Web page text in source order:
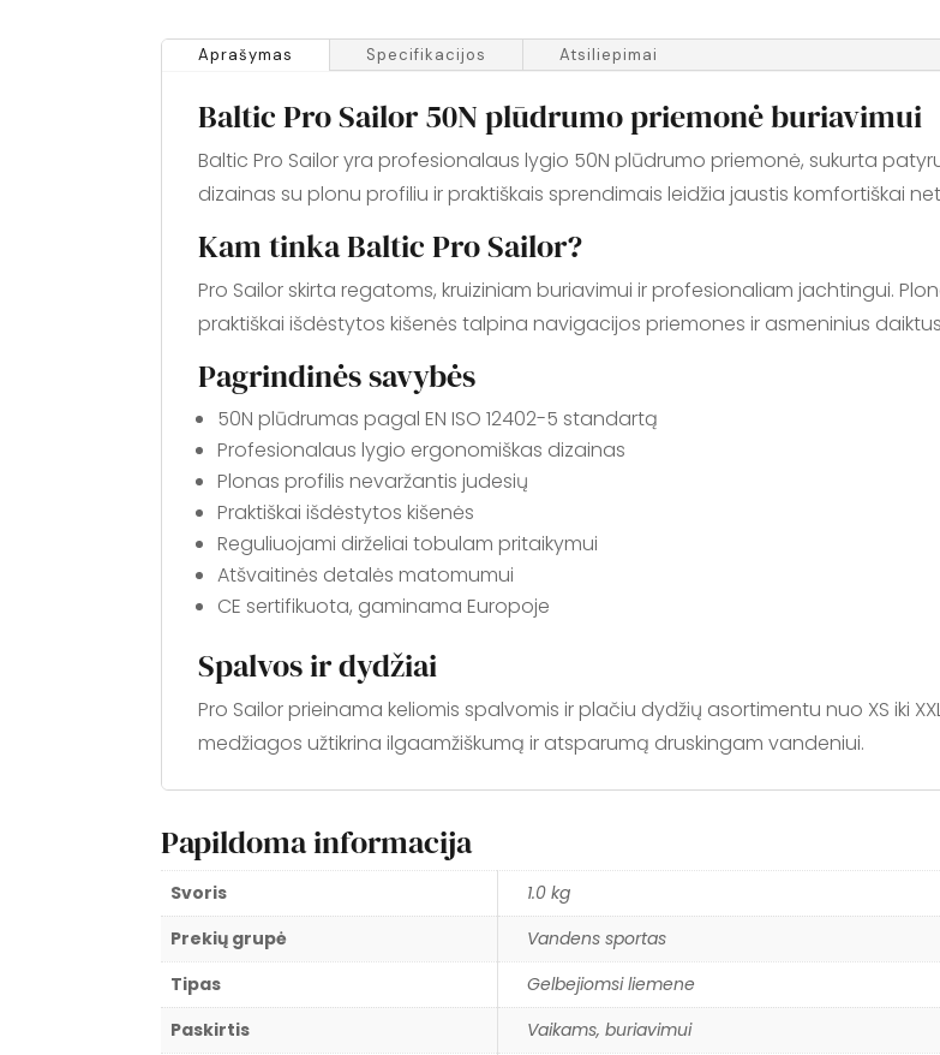
Aprašymas Specifikacijos Atsiliepimai
Baltic Pro Sailor 50N plūdrumo priemonė buriavimui
Baltic Pro Sailor yra profesionalaus lygio 50N plūdrumo priemonė, sukurta
dizainas su plonu profiliu ir praktiškais sprendimais leidžia jaustis komfortiškai
Kam tinka Baltic Pro Sailor?
Pro Sailor skirta regatoms, kruiziniam buriavimui ir profesionaliam jachtingui.
praktiškai išdėstytos kišenės talpina navigacijos priemones ir asmeninius
Pagrindinės savybės
50N plūdrumas pagal EN ISO 12402-5 standartą
Profesionalaus lygio ergonomiškas dizainas
Plonas profilis nevaržantis judesių
Praktiškai išdėstytos kišenės
Reguliuojami dirželiai tobulam pritaikymui
Atšvaitinės detalės matomumui
CE sertifikuota, gaminama Europoje
Spalvos ir dydžiai
Pro Sailor prieinama keliomis spalvomis ir plačiu dydžių asortimentu nuo XS iki
medžiagos užtikrina ilgaamžiškumą ir atsparumą druskingam vandeniui.
Papildoma informacija
Svoris
1.0 kg
Prekių grupė
Vandens sportas
Tipas
Gelbejiomsi liemene
Paskirtis
Vaikams, buriavimui